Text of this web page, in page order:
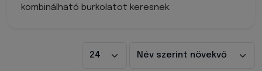
kombinálható burkolatot keresnek.